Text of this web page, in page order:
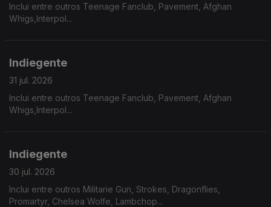
Inclui entre outros Teenage Fanclub, Pavement, Afghan
Whigs,Interpol...
Indiegente
31 jul. 2026
Inclui entre outros Teenage Fanclub, Pavement, Afghan
Whigs,Interpol...
Indiegente
30 jul. 2026
Inclui entre outros Militarie Gun, Strokes, Dragonflies,
Promartyr, Chelsea Wolfe, Lambchop...